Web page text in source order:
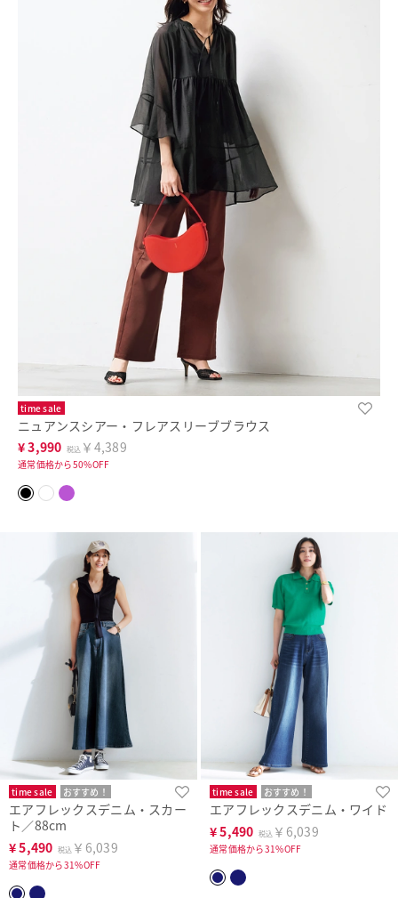
time sale
ニュアンスシアー・フレアスリーブブラウス
¥3,990 税込 ￥4,389
通常価格から50%OFF
time sale おすすめ！
エアフレックスデニム・スカー
ト／88cm
¥5,490 税込 ￥6,039
通常価格から31%OFF
time sale おすすめ！
エアフレックスデニム・ワイド
¥5,490 税込 ￥6,039
通常価格から31%OFF